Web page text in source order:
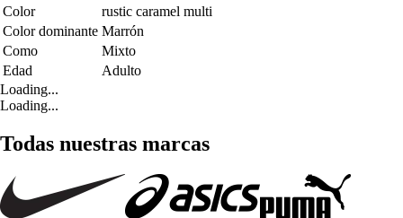
Color
rustic caramel multi
Color dominante Marrón
Como
Mixto
Edad
Adulto
Loading...
Loading...
Todas nuestras marcas